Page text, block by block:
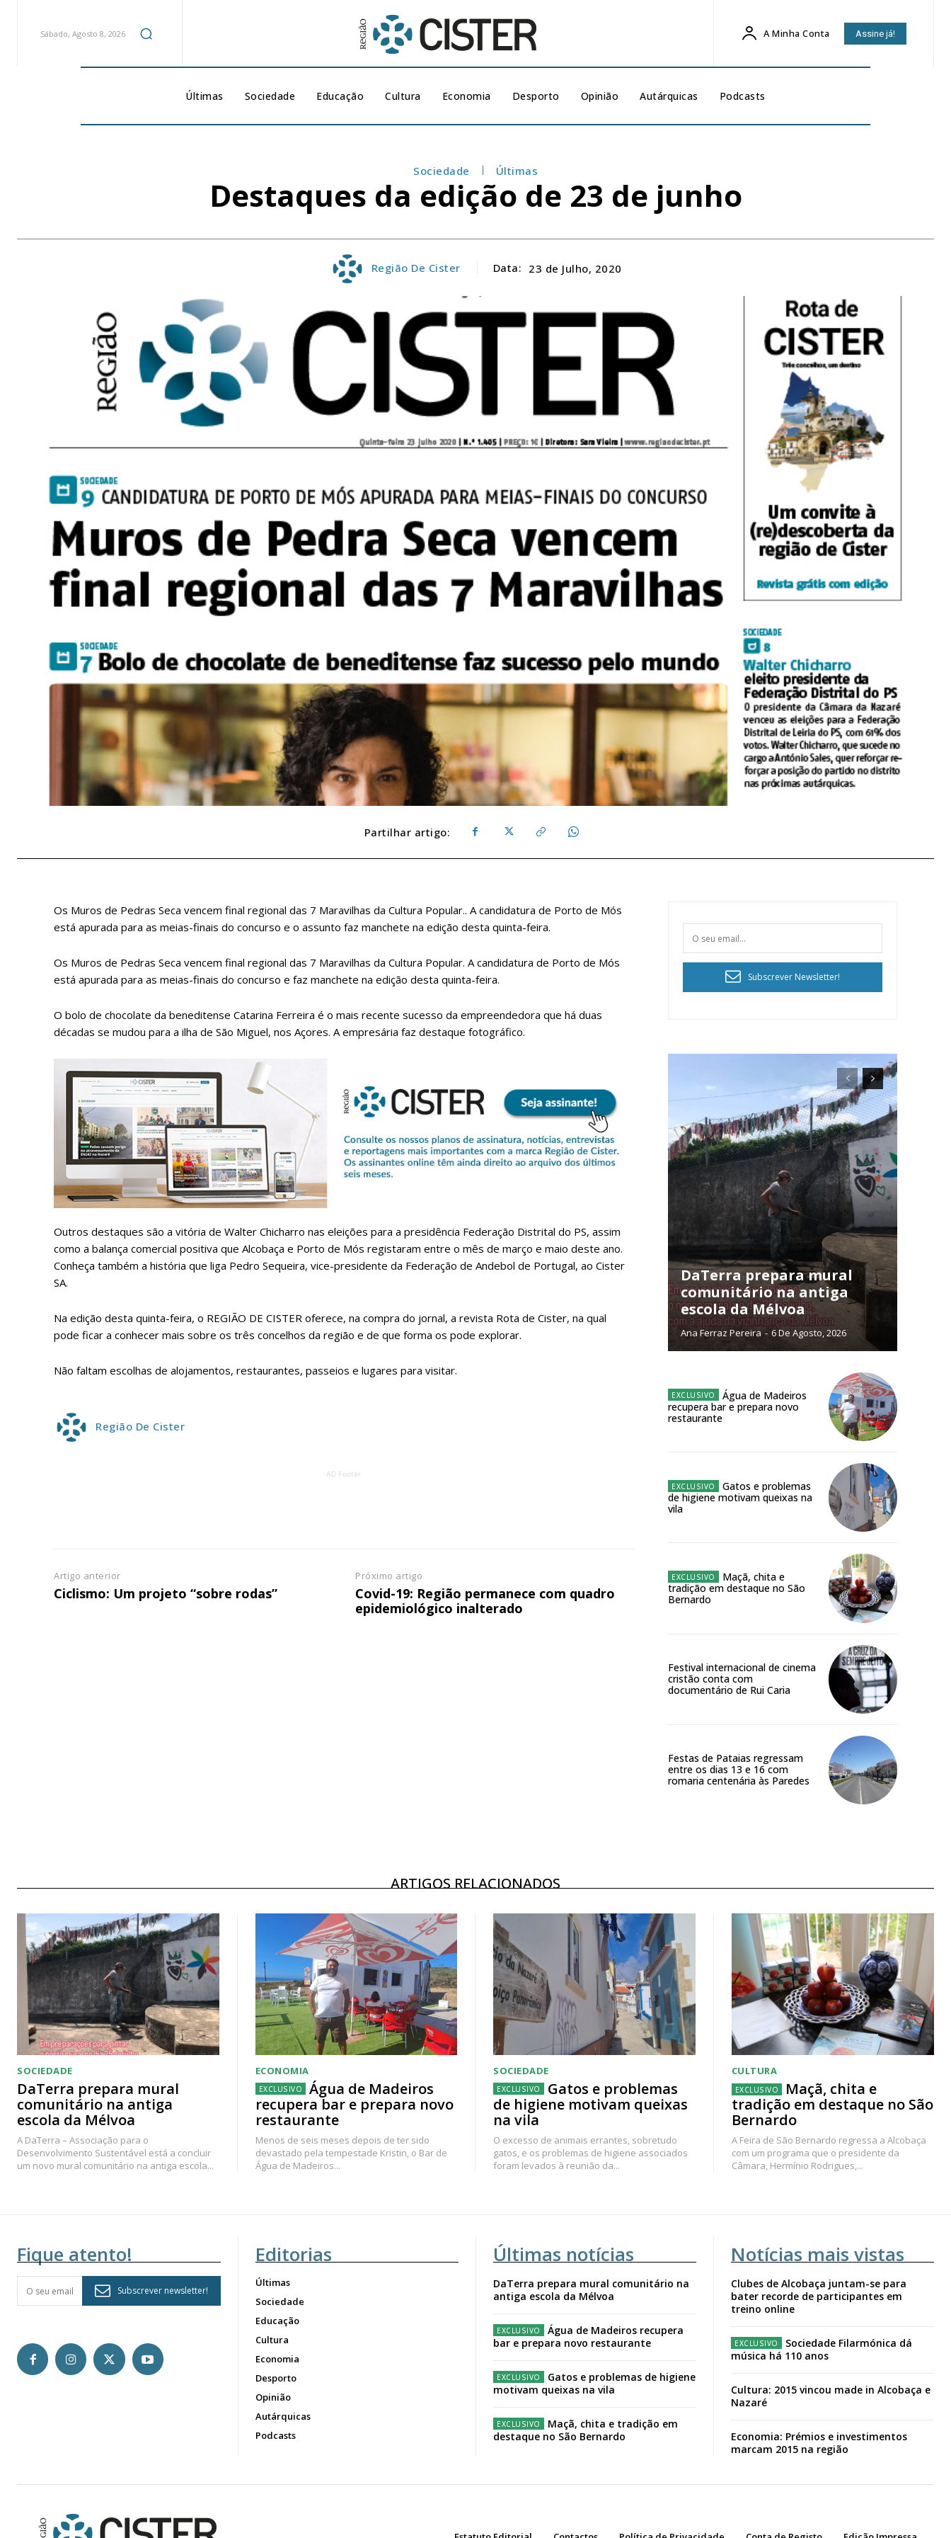
Planos de Assinatura
Faça-se assinante do Região de Cister e ajude-nos a manter este serviço público!
ASSINATURA
32€
Ofertas para assinatura anual
ASSINATURA
DIGITAL ANUAL
12 meses
Acesso ao conteúdo online
Acesso aos conteúdos Exclusivos para
Sábado, Agosto 8, 2026 A Minha Conta Assine já!
Últimas Sociedade Educação Cultura Economia Desporto Opinião Autárquicas Podcasts
Sociedade Últimas
Destaques da edição de 23 de junho
Região De Cister Data: 23 de Julho, 2020
Partilhar artigo:
Os Muros de Pedras Seca vencem final regional das 7 Maravilhas da Cultura Popular.. A candidatura de Porto de Mós
está apurada para as meias-finais do concurso e o assunto faz manchete na edição desta quinta-feira.
Os Muros de Pedras Seca vencem final regional das 7 Maravilhas da Cultura Popular. A candidatura de Porto de Mós
está apurada para as meias-finais do concurso e faz manchete na edição desta quinta-feira.
O bolo de chocolate da beneditense Catarina Ferreira é o mais recente sucesso da empreendedora que há duas
décadas se mudou para a ilha de São Miguel, nos Açores. A empresária faz destaque fotográfico.
Outros destaques são a vitória de Walter Chicharro nas eleições para a presidência Federação Distrital do PS, assim
como a balança comercial positiva que Alcobaça e Porto de Mós registaram entre o mês de março e maio deste ano.
Conheça também a história que liga Pedro Sequeira, vice-presidente da Federação de Andebol de Portugal, ao Cister
SA.
Na edição desta quinta-feira, o REGIÃO DE CISTER oferece, na compra do jornal, a revista Rota de Cister, na qual
pode ficar a conhecer mais sobre os três concelhos da região e de que forma os pode explorar.
Não faltam escolhas de alojamentos, restaurantes, passeios e lugares para visitar.
Região De Cister
AD Footer
Artigo anterior
Ciclismo: Um projeto “sobre rodas”
Próximo artigo
Covid-19: Região permanece com quadro
epidemiológico inalterado
Subscrever Newsletter!
DaTerra prepara mural
comunitário na antiga
escola da Mélvoa
Ana Ferraz Pereira - 6 De Agosto, 2026
Água de Madeiros
recupera bar e prepara novo
restaurante
Gatos e problemas
de higiene motivam queixas na
vila
Maçã, chita e
tradição em destaque no São
Bernardo
Festival internacional de cinema
cristão conta com
documentário de Rui Caria
Festas de Pataias regressam
entre os dias 13 e 16 com
romaria centenária às Paredes
ARTIGOS RELACIONADOS
SOCIEDADE
DaTerra prepara mural
comunitário na antiga
escola da Mélvoa
A DaTerra – Associação para o
Desenvolvimento Sustentável está a concluir
um novo mural comunitário na antiga escola...
ECONOMIA
Água de Madeiros
recupera bar e prepara novo
restaurante
Menos de seis meses depois de ter sido
devastado pela tempestade Kristin, o Bar de
Água de Madeiros...
SOCIEDADE
Gatos e problemas
de higiene motivam queixas
na vila
O excesso de animais errantes, sobretudo
gatos, e os problemas de higiene associados
foram levados à reunião da...
CULTURA
Maçã, chita e
tradição em destaque no São
Bernardo
A Feira de São Bernardo regressa a Alcobaça
com um programa que o presidente da
Câmara, Hermínio Rodrigues,...
Fique atento!
Subscrever newsletter!
Editorias
Últimas
Sociedade
Educação
Cultura
Economia
Desporto
Opinião
Autárquicas
Podcasts
Últimas notícias
DaTerra prepara mural comunitário na
antiga escola da Mélvoa
Água de Madeiros recupera
bar e prepara novo restaurante
Gatos e problemas de higiene
motivam queixas na vila
Maçã, chita e tradição em
destaque no São Bernardo
Notícias mais vistas
Clubes de Alcobaça juntam-se para
bater recorde de participantes em
treino online
Sociedade Filarmónica dá
música há 110 anos
Cultura: 2015 vincou made in Alcobaça e
Nazaré
Economia: Prémios e investimentos
marcam 2015 na região